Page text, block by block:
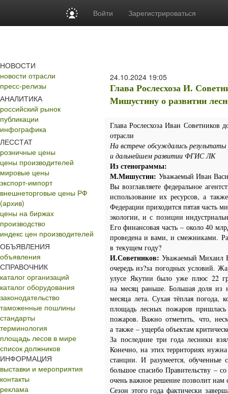
Войти Зарегистрироваться
НОВОСТИ
новости отрасли
пресс-релизы
АНАЛИТИКА
российский рынок
публикации
инфографика
ЛЕССТАТ
розничные цены
цены производителей
мировые цены
экспорт-импорт
внешнеторговые цены РФ
(архив)
цены на биржах
производство
индекс цен производителей
ОБЪЯВЛЕНИЯ
объявления
СПРАВОЧНИК
каталог организаций
каталог оборудования
законодательство
таможенные пошлины
стандарты
терминология
площадь лесов в мире
список должников
ИНФОРМАЦИЯ
выставки и мероприятия
контакты
реклама
24.10.2024 19:05
Глава Рослесхоза И.
Мишустину о развитии
Глава Рослесхоза Иван
отрасли
На встрече обсуждались
и дальнейшем развитии ФГИС ЛК
Из стенограммы:
М.Мишустин: Уважаемый Иван
Вы возглавляете федеральное
использование их ресурсов, а
Федерации приходится пятая часть
экологии, и с позиции
Его финансовая часть – около 40
проведена и вами, и смежниками.
в текущем году?
И.Советников: Уважаемый Михаил
очередь из?за погодных условий.
улусе Якутии было уже плюс 22
на месяц раньше. Большая доля из
месяца лета. Сухая тёплая
площадь лесных пожаров
пожаров. Важно отметить, что,
а также – ущерба объектам
За последние три года лесники
Конечно, на этих территориях
станции. И разумеется,
большое спасибо Правительству –
очень важное решение позволит нам
Сезон этого года фактически